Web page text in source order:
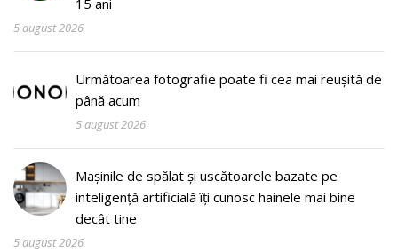
15 ani
5 august 2026
Următoarea fotografie poate fi cea mai reușită de
până acum
5 august 2026
Mașinile de spălat și uscătoarele bazate pe
inteligență artificială îți cunosc hainele mai bine
decât tine
5 august 2026